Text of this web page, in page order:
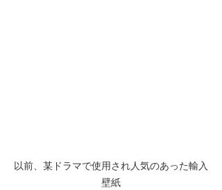
以前、某ドラマで使用され人気のあった輸入
壁紙